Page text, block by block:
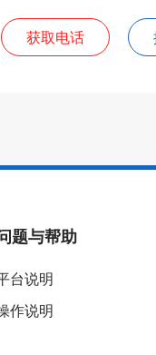
获取电话
题与帮助
台说明
作说明